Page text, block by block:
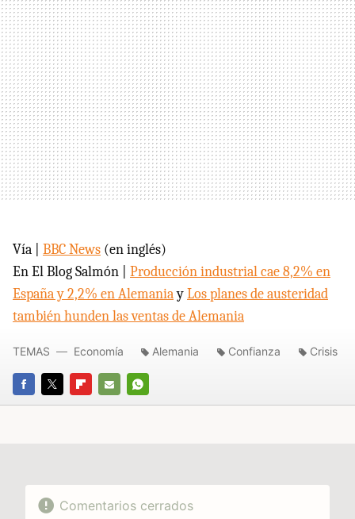
Vía | BBCNews (en inglés)
En El Blog Salmón | Producción industrial cae 8,2% en
España y 2,2% en AlemaniayLos planes de austeridad
también hunden las ventas de Alemania
FACEBOOK
TWITTERFLIPBOARD
E-
WHATSAPP
TEMAS Economía Alemania Confianza Crisis
Comentarios cerrados